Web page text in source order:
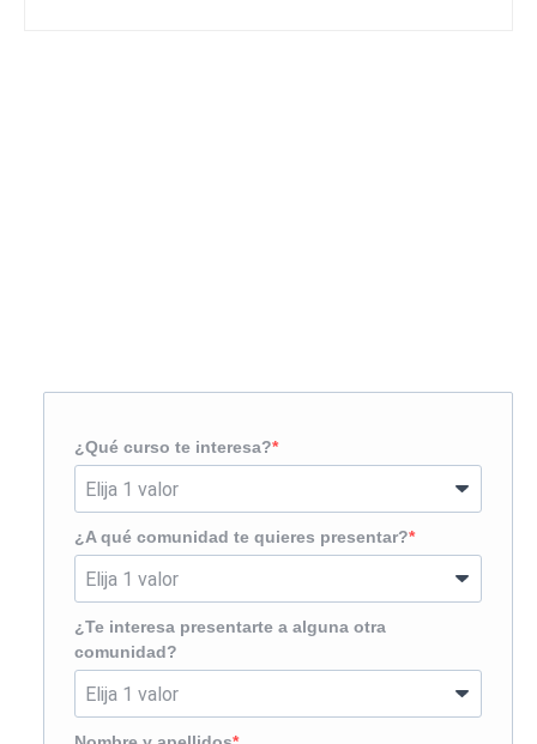
¿Qué curso te interesa?
¿A qué comunidad te quieres presentar?
¿Te interesa presentarte a alguna otra
comunidad?